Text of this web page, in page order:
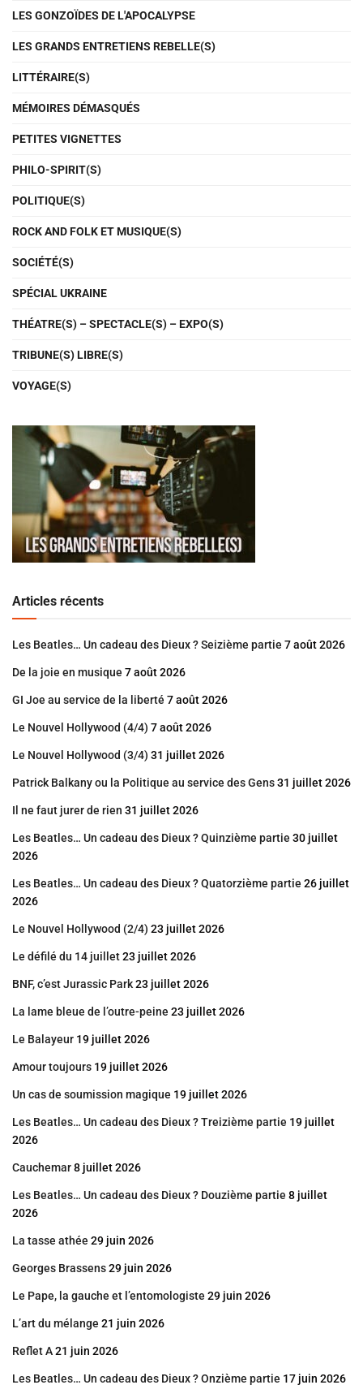
LES GONZOÏDES DE L'APOCALYPSE
LES GRANDS ENTRETIENS REBELLE(S)
LITTÉRAIRE(S)
MÉMOIRES DÉMASQUÉS
PETITES VIGNETTES
PHILO-SPIRIT(S)
POLITIQUE(S)
ROCK AND FOLK ET MUSIQUE(S)
SOCIÉTÉ(S)
SPÉCIAL UKRAINE
THÉATRE(S) – SPECTACLE(S) – EXPO(S)
TRIBUNE(S) LIBRE(S)
VOYAGE(S)
Articles récents
Les Beatles… Un cadeau des Dieux ? Seizième partie 7 août 2026
De la joie en musique 7 août 2026
GI Joe au service de la liberté 7 août 2026
Le Nouvel Hollywood (4/4) 7 août 2026
Le Nouvel Hollywood (3/4) 31 juillet 2026
Patrick Balkany ou la Politique au service des Gens31 juillet 2026
Il ne faut jurer de rien 31 juillet 2026
Les Beatles… Un cadeau des Dieux ? Quinzième partie 30 juillet
2026
Les Beatles… Un cadeau des Dieux ? Quatorzième partie 26 juillet
2026
Le Nouvel Hollywood (2/4) 23 juillet 2026
Le défilé du 14 juillet23 juillet 2026
BNF, c’est Jurassic Park23 juillet 2026
La lame bleue de l’outre-peine 23 juillet 2026
Le Balayeur 19 juillet 2026
Amour toujours 19 juillet 2026
Un cas de soumission magique 19 juillet 2026
Les Beatles… Un cadeau des Dieux ? Treizième partie 19 juillet
2026
Cauchemar8 juillet 2026
Les Beatles… Un cadeau des Dieux ? Douzième partie 8 juillet
2026
La tasse athée 29 juin 2026
Georges Brassens29 juin 2026
Le Pape, la gauche et l’entomologiste 29 juin 2026
L’art du mélange 21 juin 2026
Reflet A21 juin 2026
Les Beatles… Un cadeau des Dieux ? Onzième partie 17 juin 2026